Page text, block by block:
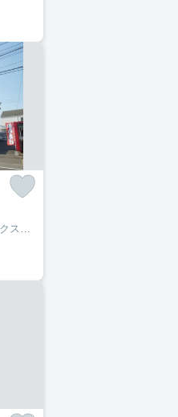
収納はクロゼット・シューズボックスなど豊富なので、広々と空間を利用することも可能です。洗面化粧台を採用しているので、歯ブラシやドライヤーなどをまとめて収納できます。セキュリティ面は、TVインターホン・オートロックなどを設置しているので安全面でも優れております。当社では久大本線久留米大学前周辺の賃貸情報を数多く取り扱っております。引っ越しを検討しているなら、お気軽にご連絡ください。